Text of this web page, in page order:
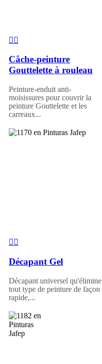
Câche-peinture
Gouttelette à rouleau
Peinture-enduit anti-
moisissures pour couvrir la
peinture Gouttelette et les
carreaux...
Décapant Gel
Décapant universel qu'élimine
tout type de peinture de façon
rapide,...